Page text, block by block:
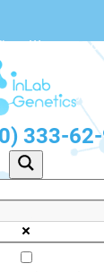
Шарыпово
до 20:00
Пн-Пт с 10:00 до
333-